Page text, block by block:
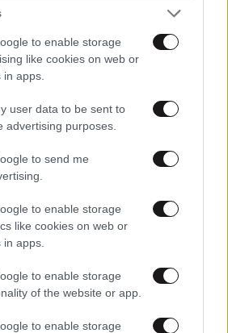
to enable storage
like cookies on web or
apps.
user data to be sent to
advertising purposes.
to send me
to enable storage
like cookies on web or
apps.
to enable storage
of the website or app.
to enable storage
αφρικάνικης μετάλλαξης του